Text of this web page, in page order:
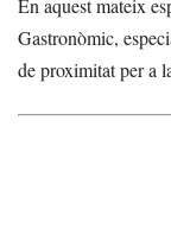
Gastronòmic,
de proximitat per a